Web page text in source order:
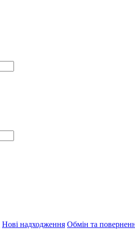
Нові надходження Обмін та